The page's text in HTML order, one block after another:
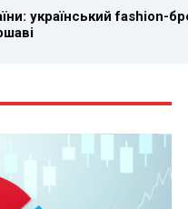
український fashion-